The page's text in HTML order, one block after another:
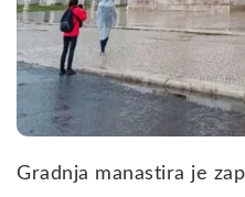
Gradnja manastira je